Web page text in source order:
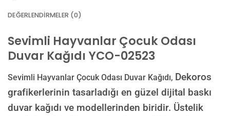
GÖRSEL LINKI
E-posta ile de gönderebilirsiniz:
DEĞERLENDIRMELER (0)
Sevimli Hayvanlar Çocuk Odası
Duvar Kağıdı YCO-02523
Sevimli Hayvanlar Çocuk Odası Duvar Kağıdı, Dekoros
grafikerlerinin tasarladığı en güzel dijital baskı
duvar kağıdı ve modellerinden biridir. Üstelik